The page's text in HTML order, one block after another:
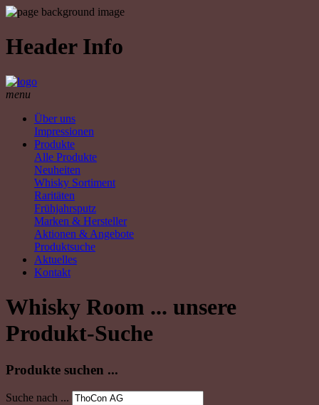
Header Info
menu
Über uns
Impressionen
Produkte
Alle Produkte
Neuheiten
Whisky Sortiment
Raritäten
Frühjahrsputz
Marken & Hersteller
Aktionen & Angebote
Produktsuche
Aktuelles
Kontakt
Whisky Room ... unsere
Produkt-Suche
Produkte suchen ...
Suche nach ...